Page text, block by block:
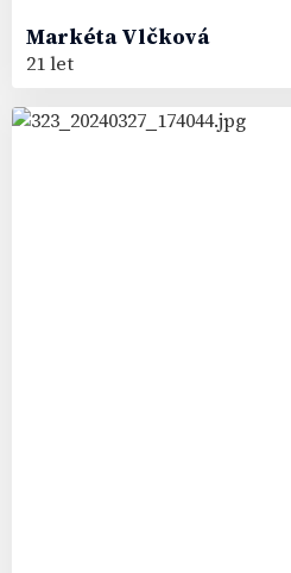
MarkétaVlčková
21 let
92